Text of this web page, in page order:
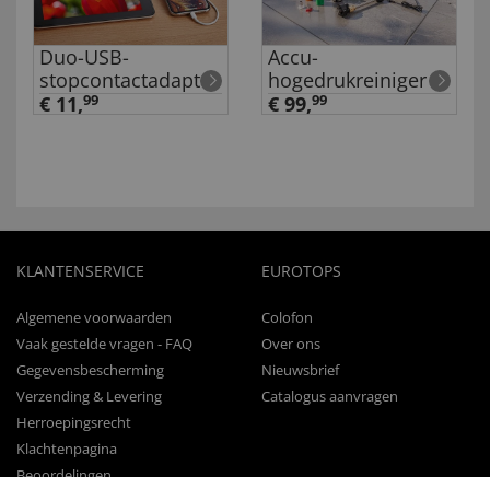
Duo-USB-
stopcontactadapter
€ 11,99
Accu-
hogedrukreiniger
€ 99,99
KLANTENSERVICE
Algemene voorwaarden
Vaak gestelde vragen - FAQ
Gegevensbescherming
Verzending & Levering
Herroepingsrecht
Klachtenpagina
EUROTOPS
Colofon
Over ons
Nieuwsbrief
Catalogus aanvragen